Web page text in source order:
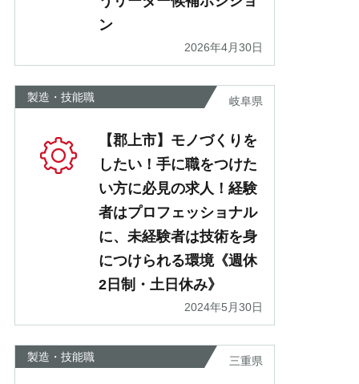
ン
2026年4月30日
製造・技能職 岐阜県
【郡上市】モノづくりを
したい！手に職をつけた
い方に必見の求人！経験
者はプロフェッショナル
に、未経験者は技術を身
につけられる環境《週休
2日制・土日休み》
2024年5月30日
製造・技能職 三重県